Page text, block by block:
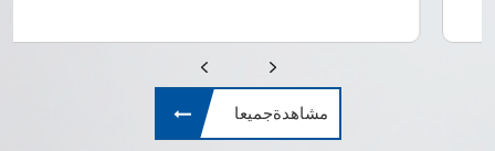
مشاهدةجميعا